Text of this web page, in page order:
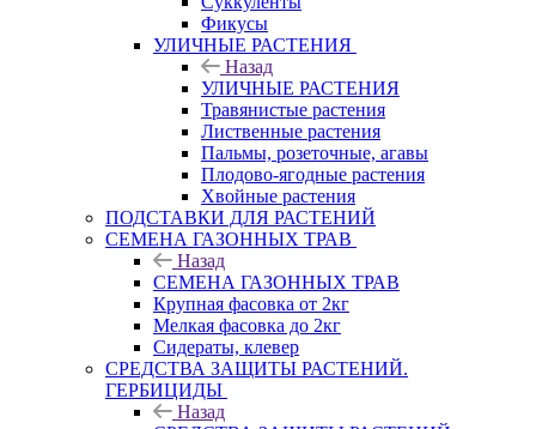
Фикусы
УЛИЧНЫЕ РАСТЕНИЯ
Назад
УЛИЧНЫЕ РАСТЕНИЯ
Травянистые растения
Лиственные растения
Пальмы, розеточные, агавы
Плодово-ягодные растения
Хвойные растения
ПОДСТАВКИ ДЛЯ РАСТЕНИЙ
СЕМЕНА ГАЗОННЫХ ТРАВ
Назад
СЕМЕНА ГАЗОННЫХ ТРАВ
Крупная фасовка от 2кг
Мелкая фасовка до 2кг
Сидераты, клевер
СРЕДСТВА ЗАЩИТЫ РАСТЕНИЙ.
ГЕРБИЦИДЫ
Назад